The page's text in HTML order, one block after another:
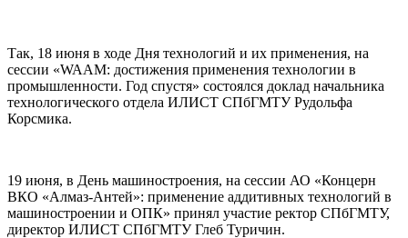
Так, 18 июня в ходе Дня технологий и их применения, на
сессии «WAAM: достижения применения технологии в
промышленности. Год спустя» состоялся доклад начальника
технологического отдела ИЛИСТ СПбГМТУ Рудольфа
Корсмика.
19 июня, в День машиностроения, на сессии АО «Концерн
ВКО «Алмаз-Антей»: применение аддитивных технологий в
машиностроении и ОПК» принял участие ректор СПбГМТУ,
директор ИЛИСТ СПбГМТУ Глеб Туричин.